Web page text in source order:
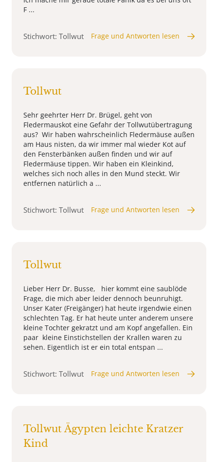
F ...
Stichwort: Tollwut Frage und Antworten lesen
Tollwut
Sehr geehrter Herr Dr. Brügel, geht von
Fledermauskot eine Gefahr der Tollwutübertragung
aus? Wir haben wahrscheinlich Fledermäuse außen
am Haus nisten, da wir immer mal wieder Kot auf
den Fensterbänken außen finden und wir auf
Fledermäuse tippen. Wir haben ein Kleinkind,
welches sich noch alles in den Mund steckt. Wir
entfernen natürlich a ...
Stichwort: Tollwut Frage und Antworten lesen
Tollwut
Lieber Herr Dr. Busse, hier kommt eine saublöde
Frage, die mich aber leider dennoch beunruhigt.
Unser Kater (Freigänger) hat heute irgendwie einen
schlechten Tag. Er hat heute unter anderem unsere
kleine Tochter gekratzt und am Kopf angefallen. Ein
paar kleine Einstichstellen der Krallen waren zu
sehen. Eigentlich ist er ein total entspan ...
Stichwort: Tollwut Frage und Antworten lesen
Tollwut Ägypten leichte Kratzer
Kind